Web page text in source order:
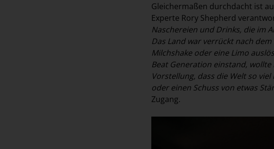
Gleichermaßen durchdacht ist
Experte Rory Shepherd
Naschereien und Drinks, die im
Das Land war verrückt nach
Milchshake oder eine Limo
Beat Generation einstand,
Vorstellung, dass die Welt so
oder einen Schuss von etwas
Zugang.